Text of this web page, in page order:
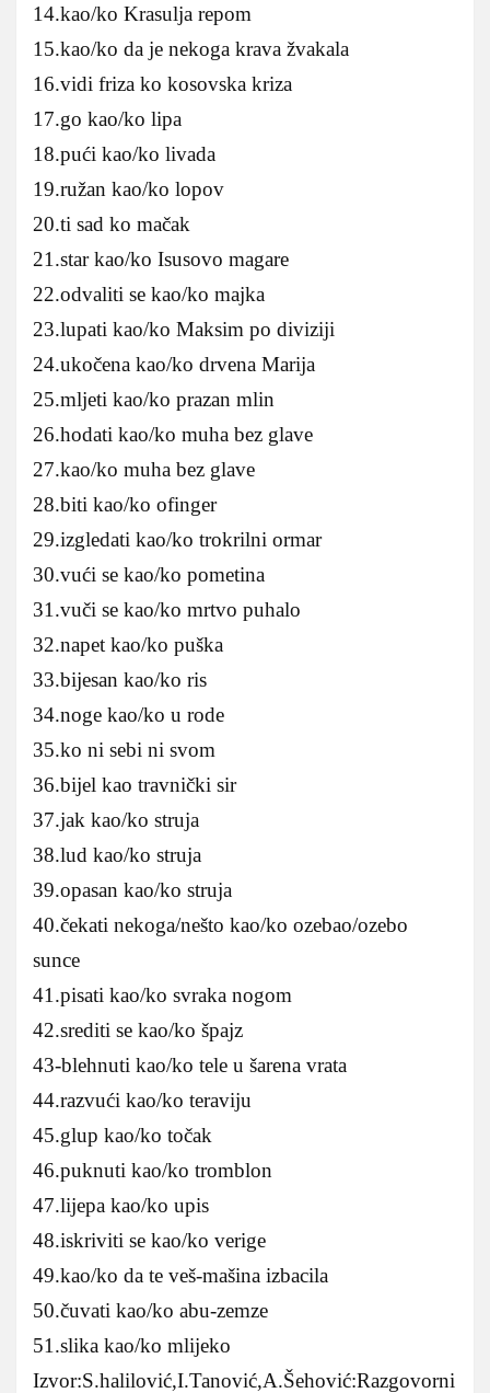
14.kao/ko Krasulja repom
15.kao/ko da je nekoga krava žvakala
16.vidi friza ko kosovska kriza
17.go kao/ko lipa
18.pući kao/ko livada
19.ružan kao/ko lopov
20.ti sad ko mačak
21.star kao/ko Isusovo magare
22.odvaliti se kao/ko majka
23.lupati kao/ko Maksim po diviziji
24.ukočena kao/ko drvena Marija
25.mljeti kao/ko prazan mlin
26.hodati kao/ko muha bez glave
27.kao/ko muha bez glave
28.biti kao/ko ofinger
29.izgledati kao/ko trokrilni ormar
30.vući se kao/ko pometina
31.vuči se kao/ko mrtvo puhalo
32.napet kao/ko puška
33.bijesan kao/ko ris
34.noge kao/ko u rode
35.ko ni sebi ni svom
36.bijel kao travnički sir
37.jak kao/ko struja
38.lud kao/ko struja
39.opasan kao/ko struja
40.čekati nekoga/nešto kao/ko ozebao/ozebo
sunce
41.pisati kao/ko svraka nogom
42.srediti se kao/ko špajz
43-blehnuti kao/ko tele u šarena vrata
44.razvući kao/ko teraviju
45.glup kao/ko točak
46.puknuti kao/ko tromblon
47.lijepa kao/ko upis
48.iskriviti se kao/ko verige
49.kao/ko da te veš-mašina izbacila
50.čuvati kao/ko abu-zemze
51.slika kao/ko mlijeko
Izvor:S.halilović,I.Tanović,A.Šehović:Razgovorni